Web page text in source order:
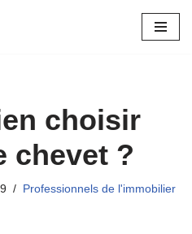
choisir
chevet ?
Professionnels de l'immobilier